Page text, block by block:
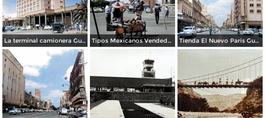
La terminal camionera Guadalajara, Jalisco 1961 Tipos Mexicanos Vendedor de cocos junto a La terminal camionera Guadalajara, Jalisco 1961 Tienda El Nuevo Paris Guadalajara, Jalisco 1961